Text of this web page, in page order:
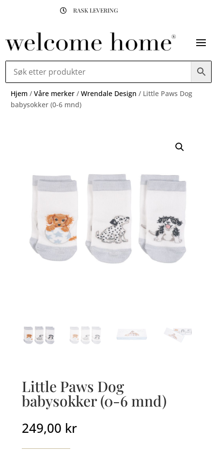
 RASK LEVERING
Hjem /Våre merker /Wrendale Design / Little Paws Dog
babysokker (0-6 mnd)
Little Paws Dog
babysokker (0-6 mnd)
249,00 kr